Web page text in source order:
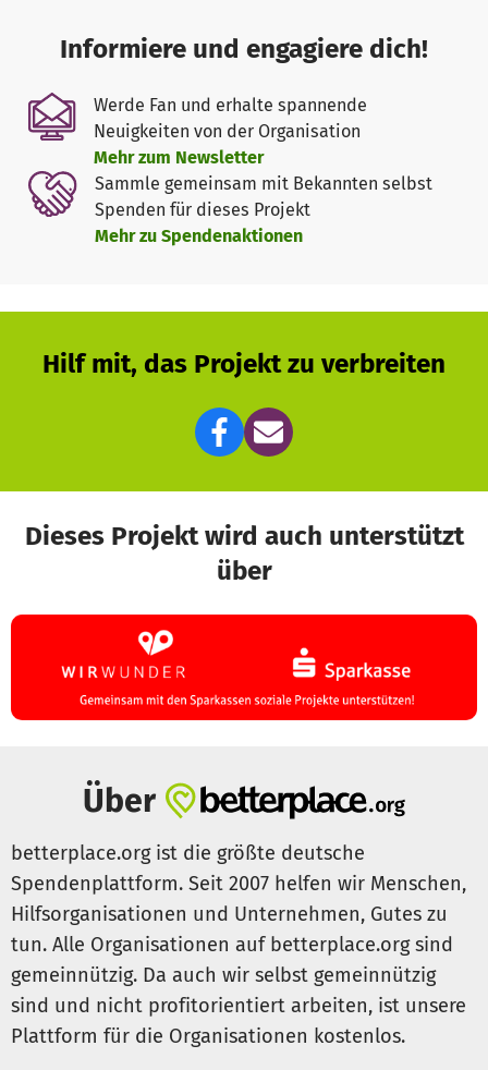
Informiere und engagiere dich!
Werde Fan und erhalte spannende
Neuigkeiten von der Organisation
Mehr zum Newsletter
Sammle gemeinsam mit Bekannten selbst
Spenden für dieses Projekt
Mehr zu Spendenaktionen
Hilf mit, das Projekt zu verbreiten
Dieses Projekt wird auch unterstützt
über
Über
betterplace.org ist die größte deutsche
Spendenplattform. Seit 2007 helfen wir Menschen,
Hilfsorganisationen und Unternehmen, Gutes zu
tun. Alle Organisationen auf betterplace.org sind
gemeinnützig. Da auch wir selbst gemeinnützig
sind und nicht profitorientiert arbeiten, ist unsere
Plattform für die Organisationen kostenlos.